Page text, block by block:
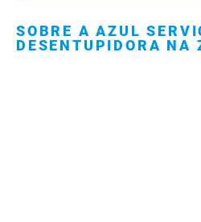
SOBRE A AZUL
DESENTUPIDORA NA